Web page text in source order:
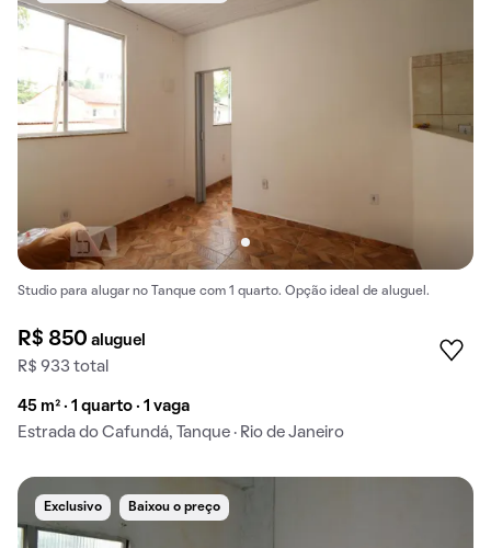
Studio para alugar no Tanque com 1 quarto. Opção ideal de aluguel.
R$ 850aluguel
R$ 933 total
45 m² · 1 quarto · 1 vaga
Estrada do Cafundá, Tanque · Rio de Janeiro
Exclusivo Baixou o preço